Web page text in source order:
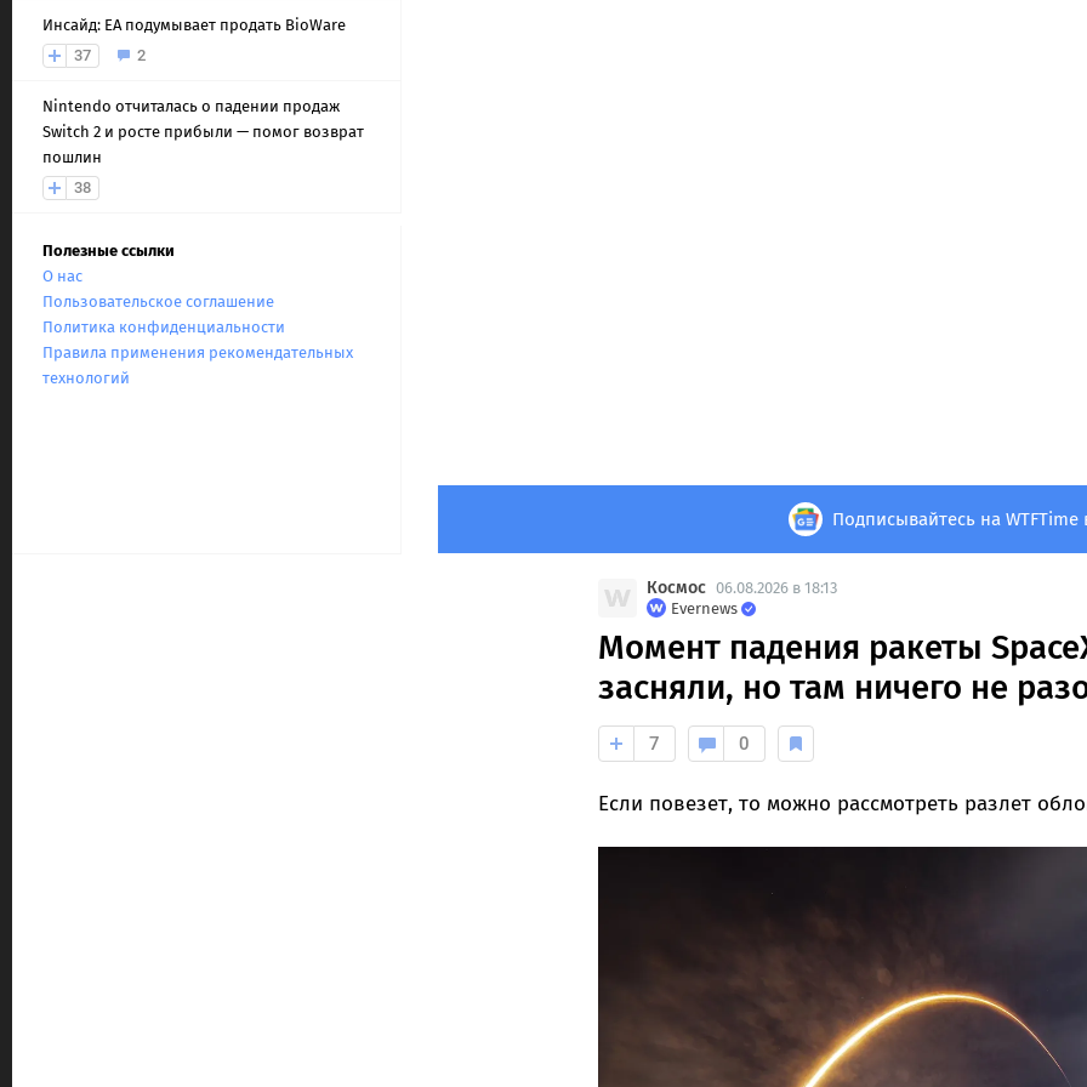
Инсайд: EA подумывает продать BioWare
37
2
Nintendo отчиталась о падении продаж
Switch 2 и росте прибыли — помог возврат
пошлин
38
Полезные ссылки
О нас
Пользовательское соглашение
Политика конфиденциальности
Правила применения рекомендательных
технологий
Подписывайтесь на WTFTime
Космос 06.08.2026 в 18:13
Evernews
Момент падения ракеты
засняли, но там ничего не
7 0
Если повезет, то можно рассмотреть разлет